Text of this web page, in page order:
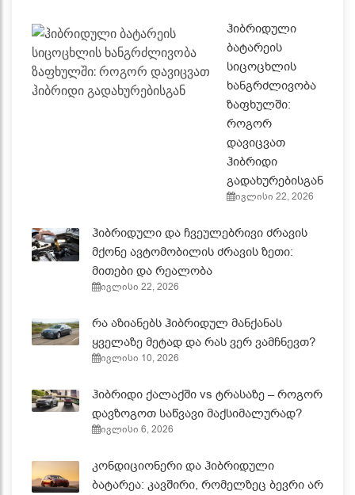
ჰიბრიდული
ბატარეის
სიცოცხლის
ხანგრძლივობა
ზაფხულში:
როგორ
დავიცვათ
ჰიბრიდი
გადახურებისგან
ივლისი 22, 2026
ჰიბრიდული და ჩვეულებრივი ძრავის
მქონე ავტომობილის ძრავის ზეთი:
მითები და რეალობა
ივლისი 22, 2026
რა აზიანებს ჰიბრიდულ მანქანას
ყველაზე მეტად და რას ვერ ვამჩნევთ?
ივლისი 10, 2026
ჰიბრიდი ქალაქში vs ტრასაზე – როგორ
დავზოგოთ საწვავი მაქსიმალურად?
ივლისი 6, 2026
კონდიციონერი და ჰიბრიდული
ბატარეა: კავშირი, რომელზეც ბევრი არ